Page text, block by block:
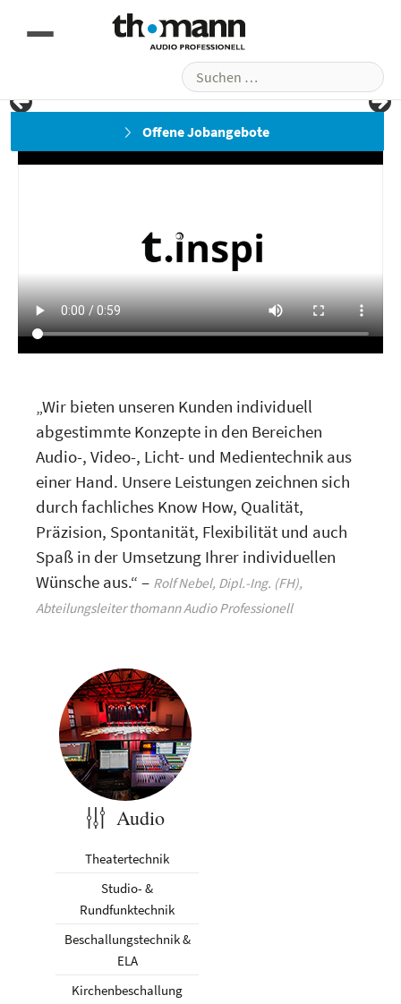
Offene Jobangebote
„Wir bieten unseren Kunden individuell
abgestimmte Konzepte in den Bereichen
Audio-, Video-, Licht- und Medientechnik aus
einer Hand. Unsere Leistungen zeichnen sich
durch fachliches Know How, Qualität,
Präzision, Spontanität, Flexibilität und auch
Spaß in der Umsetzung Ihrer individuellen
Wünsche aus.“ – Rolf Nebel, Dipl.-Ing. (FH),
Abteilungsleiter thomann Audio Professionell
Audio
Theatertechnik
Studio- &
Rundfunktechnik
Beschallungstechnik &
ELA
Kirchenbeschallung